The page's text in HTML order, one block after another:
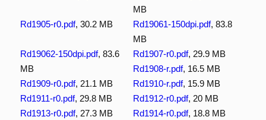
MB
Rd1905-r0.pdf, 30.2 MB Rd19061-150dpi.pdf, 83.8
MB
Rd19062-150dpi.pdf, 83.6
MB
Rd1907-r0.pdf, 29.9 MB
Rd1908-r.pdf, 16.5 MB
Rd1909-r0.pdf, 21.1 MB Rd1910-r.pdf, 15.9 MB
Rd1911-r0.pdf, 29.8 MB Rd1912-r0.pdf, 20 MB
Rd1913-r0.pdf, 27.3 MB Rd1914-r0.pdf, 18.8 MB